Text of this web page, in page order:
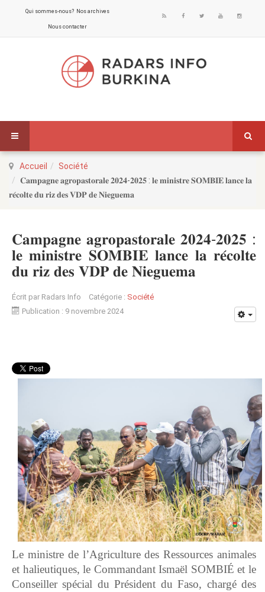
Qui sommes-nous? Nos archives
Nous contacter
Accueil
Société
𝐂𝐚𝐦𝐩𝐚𝐠𝐧𝐞 𝐚𝐠𝐫𝐨𝐩𝐚𝐬𝐭𝐨𝐫𝐚𝐥𝐞 𝟐𝟎𝟐𝟒-𝟐𝟎𝟐𝟓 : 𝐥𝐞 𝐦𝐢𝐧𝐢𝐬𝐭𝐫𝐞 𝐒𝐎𝐌𝐁𝐈𝐄 𝐥𝐚𝐧𝐜𝐞 𝐥𝐚
𝐫𝐞́𝐜𝐨𝐥𝐭𝐞 𝐝𝐮 𝐫𝐢𝐳 𝐝𝐞𝐬 𝐕𝐃𝐏 𝐝𝐞 𝐍𝐢𝐞𝐠𝐮𝐞𝐦𝐚
𝐂𝐚𝐦𝐩𝐚𝐠𝐧𝐞 𝐚𝐠𝐫𝐨𝐩𝐚𝐬𝐭𝐨𝐫𝐚𝐥𝐞 𝟐𝟎𝟐𝟒-𝟐𝟎𝟐𝟓 :
𝐥𝐞 𝐦𝐢𝐧𝐢𝐬𝐭𝐫𝐞 𝐒𝐎𝐌𝐁𝐈𝐄 𝐥𝐚𝐧𝐜𝐞 𝐥𝐚 𝐫𝐞́𝐜𝐨𝐥𝐭𝐞
𝐝𝐮 𝐫𝐢𝐳 𝐝𝐞𝐬 𝐕𝐃𝐏 𝐝𝐞 𝐍𝐢𝐞𝐠𝐮𝐞𝐦𝐚
Écrit par Radars Info Catégorie : Société
Publication : 9 novembre 2024
Le ministre de l’Agriculture des Ressources animales
et halieutiques, le Commandant Ismaël SOMBIÉ et le
Conseiller spécial du Président du Faso, chargé des